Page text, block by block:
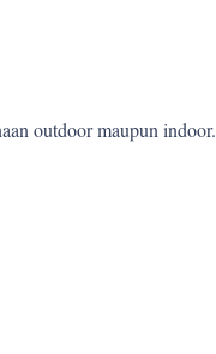
outdoor maupun indoor.